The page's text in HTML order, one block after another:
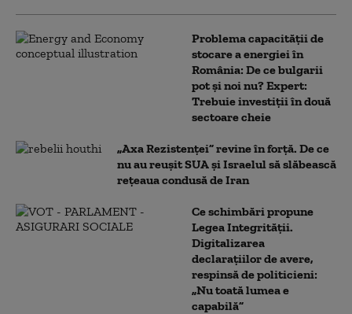
Problema capacității de
stocare a energiei în
România: De ce bulgarii
pot și noi nu? Expert:
Trebuie investiții în două
sectoare cheie
„Axa Rezistenței” revine în forță. De ce
nu au reușit SUA și Israelul să slăbească
rețeaua condusă de Iran
Ce schimbări propune
Legea Integrității.
Digitalizarea
declarațiilor de avere,
respinsă de politicieni:
„Nu toată lumea e
capabilă”